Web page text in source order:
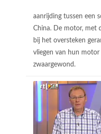
aanrijding tussen een
China. De motor, met
bij het oversteken
vliegen van hun
zwaargewond.